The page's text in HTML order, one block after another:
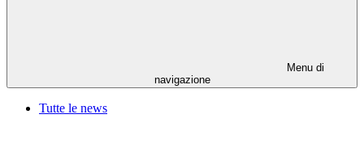
Menu di
navigazione
Tutte le news